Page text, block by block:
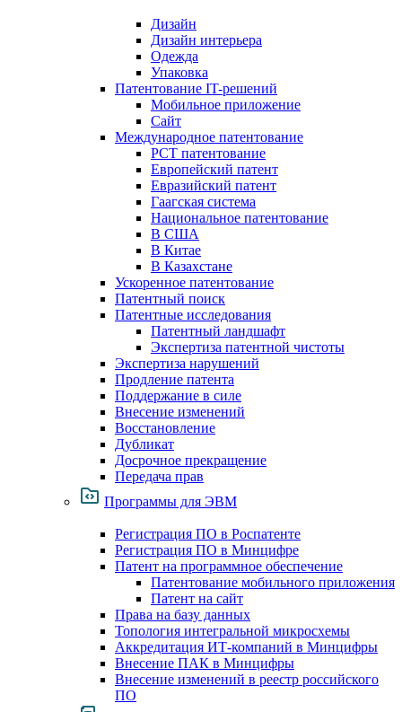
Дизайн
Дизайн интерьера
Одежда
Упаковка
Патентование IT-решений
Мобильное приложение
Сайт
Международное патентование
PCT патентование
Европейский патент
Евразийский патент
Гаагская система
Национальное патентование
В США
В Китае
В Казахстане
Ускоренное патентование
Патентный поиск
Патентные исследования
Патентный ландшафт
Экспертиза патентной чистоты
Экспертиза нарушений
Продление патента
Поддержание в силе
Внесение изменений
Восстановление
Дубликат
Досрочное прекращение
Передача прав
Программы для ЭВМ
Регистрация ПО в Роспатенте
Регистрация ПО в Минцифре
Патент на программное обеспечение
Патентование мобильного приложения
Патент на сайт
Права на базу данных
Топология интегральной микросхемы
Аккредитация ИТ-компаний в Минцифры
Внесение ПАК в Минцифры
Внесение изменений в реестр российского
ПО